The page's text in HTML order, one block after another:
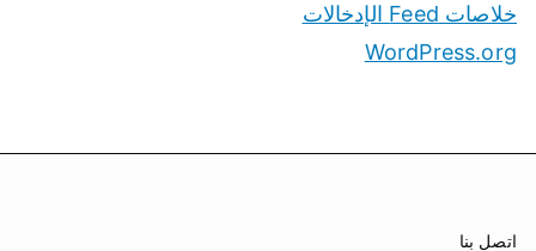
خلاصات Feed الإدخالات
WordPress.org
اتصل بنا